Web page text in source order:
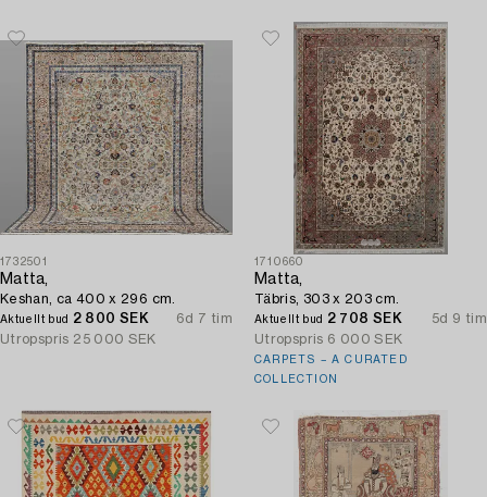
1732501
Matta,
Keshan, ca 400 x 296 cm.
Aktuellt bud 2 800 SEK
6d 7 tim
Utropspris 25 000 SEK
1710660
Matta,
Täbris, 303 x 203 cm.
Aktuellt bud 2 708 SEK
5d 9 tim
Utropspris 6 000 SEK
CARPETS – A CURATED
COLLECTION